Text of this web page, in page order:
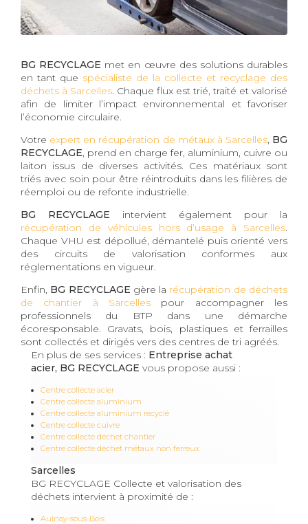
BG RECYCLAGE met en œuvre des solutions durables
en tant que spécialiste de la collecte et recyclage des
déchets à Sarcelles. Chaque flux est trié, traité et valorisé
afin de limiter l’impact environnemental et favoriser
l’économie circulaire.
Votre expert en récupération de métaux à Sarcelles, BG
RECYCLAGE, prend en charge fer, aluminium, cuivre ou
laiton issus de diverses activités. Ces matériaux sont
triés avec soin pour être réintroduits dans les filières de
réemploi ou de refonte industrielle.
BG RECYCLAGE intervient également pour la
récupération de véhicules hors d’usage à Sarcelles.
Chaque VHU est dépollué, démantelé puis orienté vers
des circuits de valorisation conformes aux
réglementations en vigueur.
Enfin, BG RECYCLAGE gère la récupération de déchets
de chantier à Sarcelles pour accompagner les
professionnels du BTP dans une démarche
écoresponsable. Gravats, bois, plastiques et ferrailles
sont collectés et dirigés vers des centres de tri agréés.
En plus de ses services : Entreprise achat
acier, BG RECYCLAGE vous propose aussi :
Centre collecte acier
Centre collecte aluminium
Centre collecte aluminium recyclé
Centre collecte cuivre
Centre collecte déchet chantier
Centre collecte déchet métaux non ferreux
Sarcelles
BG RECYCLAGE Collecte et valorisation des
déchets intervient à proximité de :
Aulnay-sous-Bois